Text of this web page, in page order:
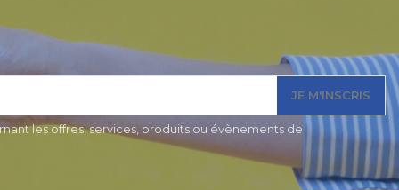
JE M'INSCRIS
les offres, services, produits ou évènements de